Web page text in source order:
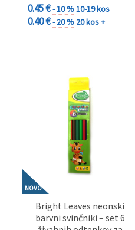
0.45 €- 10 %10-19 kos
0.40 €- 20 % 20 kos +
NOVO
Bright Leaves neonski
barvni svinčniki – set 6